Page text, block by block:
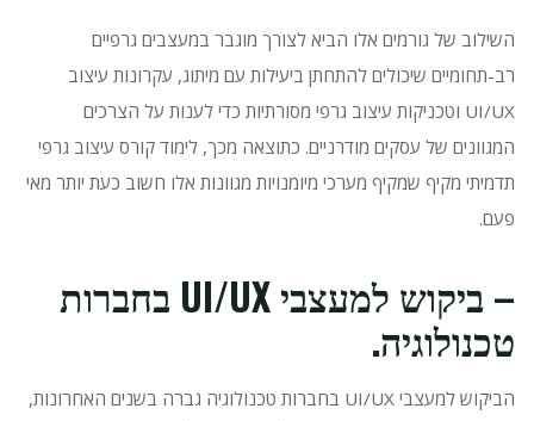
השילוב של גורמים אלו הביא לצורך מוגבר במעצבים גרפיים
רב-תחומיים שיכולים להתחתן ביעילות עם מיתוג, עקרונות עיצוב
UI/UX וטכניקות עיצוב גרפי מסורתיות כדי לענות על הצרכים
המגוונים של עסקים מודרניים. כתוצאה מכך, לימוד קורס עיצוב גרפי
תדמיתי מקיף שמקיף מערכי מיומנויות מגוונות אלו חשוב כעת יותר מאי
פעם.
– ביקוש למעצבי UI/UX בחברות
טכנולוגיה.
הביקוש למעצבי UI/UX בחברות טכנולוגיה גברה בשנים האחרונות,